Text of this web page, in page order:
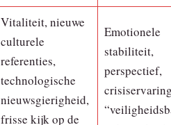
Vitaliteit, nieuwe
culturele
referenties,
technologische
nieuwsgierigheid,
frisse kijk op de
Emotionele
stabiliteit,
perspectief,